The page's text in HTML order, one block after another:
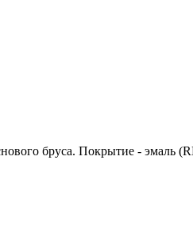
бруса. Покрытие -